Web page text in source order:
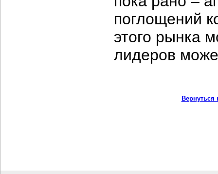
поглощений
этого рынка
лидеров
Вернуться